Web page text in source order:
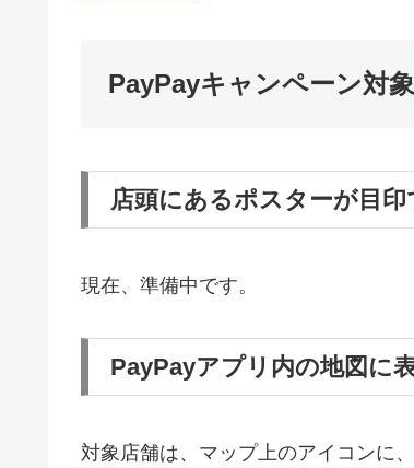
PayPayキャンペーン対
店頭にあるポスターが目印
現在、準備中です。
PayPayアプリ内の地図に
対象店舗は、マップ上のアイコンに、